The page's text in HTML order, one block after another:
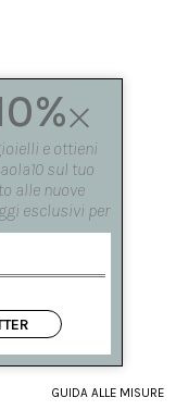
GUIDA ALLE MISURE
e ottieni
sul tuo
alle nuove
esclusivi per